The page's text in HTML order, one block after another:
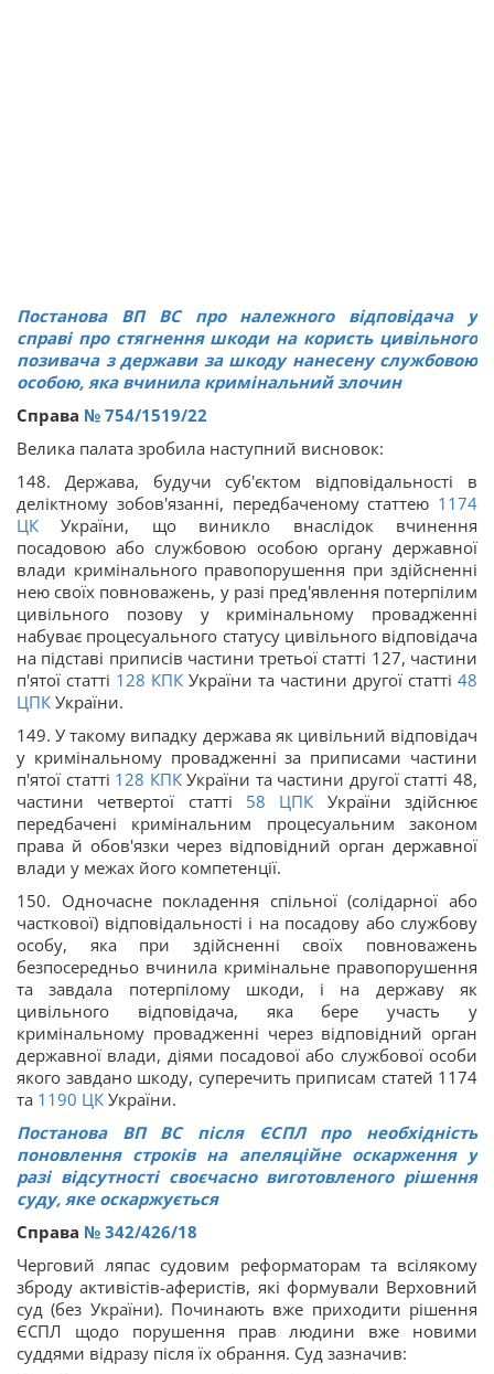
Постанова ВП ВС про належного відповідача у
справі про стягнення шкоди на користь цивільного
позивача з держави за шкоду нанесену службовою
особою, яка вчинила кримінальний злочин
Справа № 754/1519/22
Велика палата зробила наступний висновок:
148. Держава, будучи суб'єктом відповідальності в
деліктному зобов'язанні, передбаченому статтею 1174
ЦК України, що виникло внаслідок вчинення
посадовою або службовою особою органу державної
влади кримінального правопорушення при здійсненні
нею своїх повноважень, у разі пред'явлення потерпілим
цивільного позову у кримінальному провадженні
набуває процесуального статусу цивільного відповідача
на підставі приписів частини третьої статті 127, частини
п'ятої статті 128 КПК України та частини другої статті 48
ЦПК України.
149. У такому випадку держава як цивільний відповідач
у кримінальному провадженні за приписами частини
п'ятої статті 128 КПКУкраїни та частини другої статті 48,
частини четвертої статті 58 ЦПК України здійснює
передбачені кримінальним процесуальним законом
права й обов'язки через відповідний орган державної
влади у межах його компетенції.
150. Одночасне покладення спільної (солідарної або
часткової) відповідальності і на посадову або службову
особу, яка при здійсненні своїх повноважень
безпосередньо вчинила кримінальне правопорушення
та завдала потерпілому шкоди, і на державу як
цивільного відповідача, яка бере участь у
кримінальному провадженні через відповідний орган
державної влади, діями посадової або службової особи
якого завдано шкоду, суперечить приписам статей 1174
та 1190 ЦК України.
Постанова ВП ВС після ЄСПЛ про необхідність
поновлення строків на апеляційне оскарження у
разі відсутності своєчасно виготовленого рішення
суду, яке оскаржується
Справа № 342/426/18
Черговий ляпас судовим реформаторам та всілякому
зброду активістів-аферистів, які формували Верховний
суд (без України). Починають вже приходити рішення
ЄСПЛ щодо порушення прав людини вже новими
суддями відразу після їх обрання. Суд зазначив: